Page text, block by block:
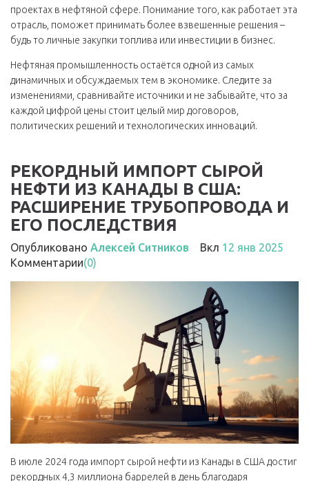
проектах в нефтяной сфере. Понимание того, как работает эта
отрасль, поможет принимать более взвешенные решения –
будь то личные закупки топлива или инвестиции в бизнес.
Нефтяная промышленность остаётся одной из самых
динамичных и обсуждаемых тем в экономике. Следите за
изменениями, сравнивайте источники и не забывайте, что за
каждой цифрой цены стоит целый мир договоров,
политических решений и технологических инноваций.
РЕКОРДНЫЙ ИМПОРТ СЫРОЙ
НЕФТИ ИЗ КАНАДЫ В США:
РАСШИРЕНИЕ ТРУБОПРОВОДА И
ЕГО ПОСЛЕДСТВИЯ
Опубликовано Алексей Ситников Вкл 12 янв 2025
Комментарии(0)
В июле 2024 года импорт сырой нефти из Канады в США достиг
рекордных 4,3 миллиона баррелей в день благодаря